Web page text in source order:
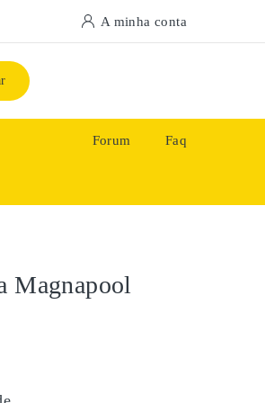
A minha conta
Forum Faq
Magnapool